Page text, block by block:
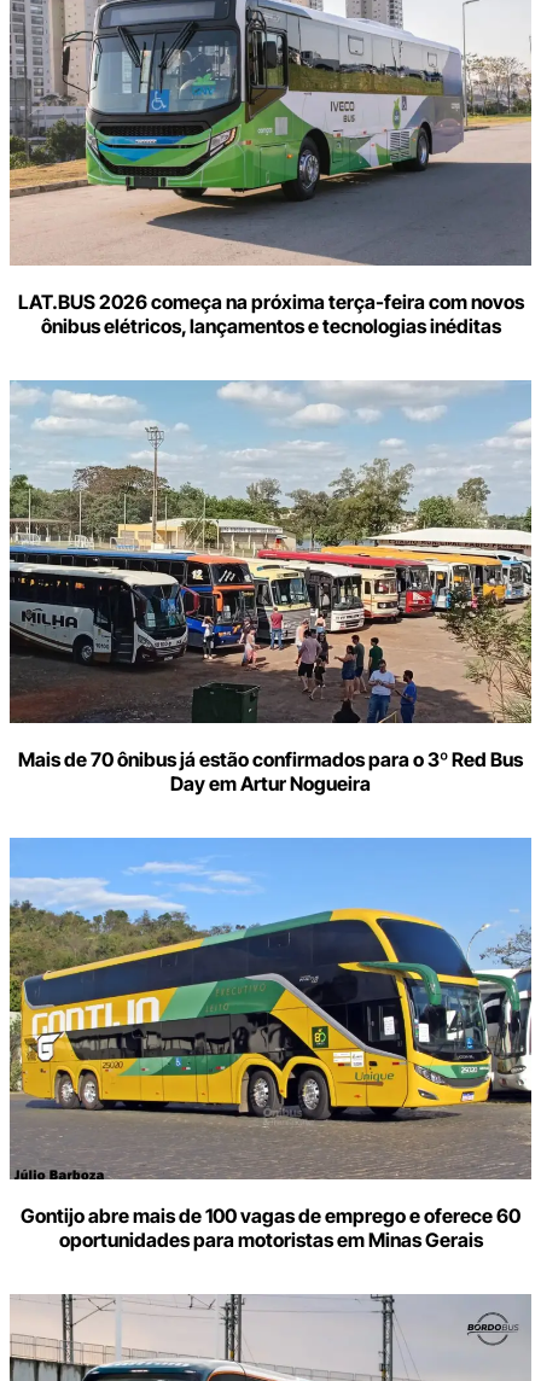
LAT.BUS 2026 começa na próxima terça-feira com novos
ônibus elétricos, lançamentos e tecnologias inéditas
Mais de 70 ônibus já estão confirmados para o 3º Red Bus
Day em Artur Nogueira
Gontijo abre mais de 100 vagas de emprego e oferece 60
oportunidades para motoristas em Minas Gerais